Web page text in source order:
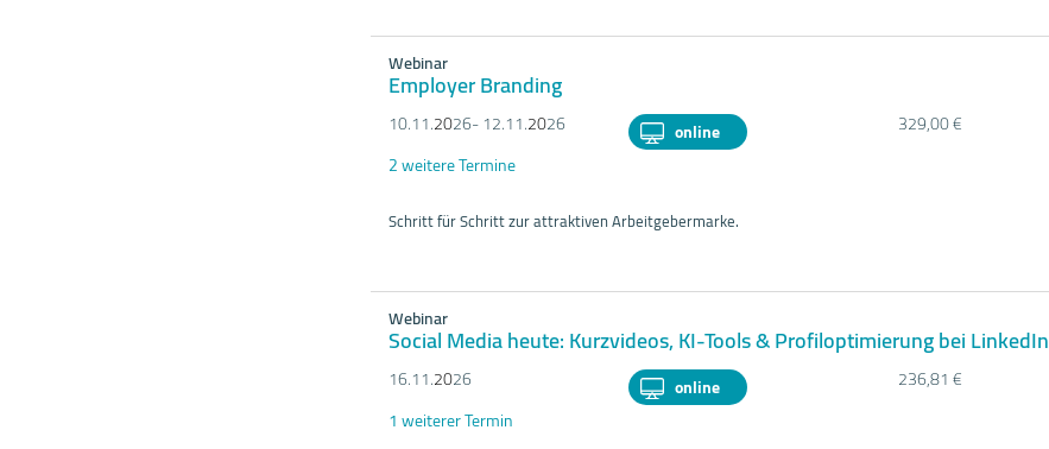
Webinar
Employer Branding
10.11.2026- 12.11.2026 online
329,00 €
2 weitere Termine
Schritt für Schritt zur attraktiven Arbeitgebermarke.
Webinar
Social Media heute: Kurzvideos, KI-Tools & Profiloptimierung bei LinkedIn
16.11.2026 online
236,81 €
1 weiterer Termin